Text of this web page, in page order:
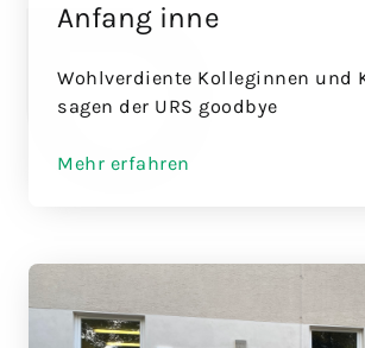
Anfang inne
Wohlverdiente Kolleginnen und
sagen der URS goodbye
Mehr erfahren